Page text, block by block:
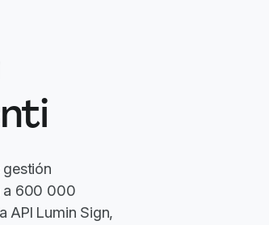
gestión
a 600 000
API Lumin Sign,